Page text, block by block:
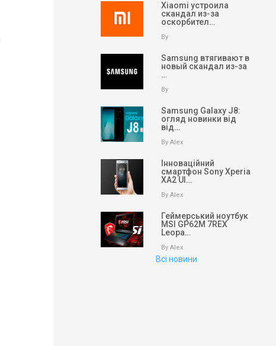
Xiaomi устроила
скандал из-за
оскорбител…
By
Samsung втягивают в
новый скандал из-за
…
By
Samsung Galaxy J8:
огляд новинки від
від…
By Alex
Інноваційний
смартфон Sony Xperia
XA2 Ul…
By Alex
Геймерський ноутбук
MSI GP62M 7REX
Leopa…
By Alex
Всі новини